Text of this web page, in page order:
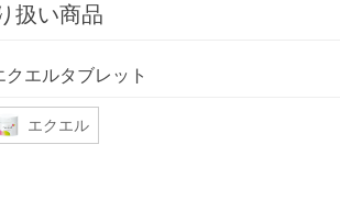
扱い商品
クエルタブレット
エクエル